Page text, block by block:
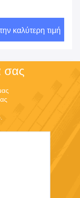
σε διαφορετικές
ανάγκες
καλύτερη τιμή
σας